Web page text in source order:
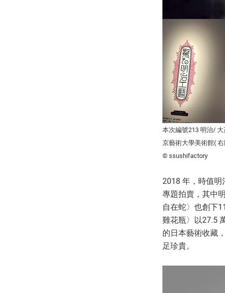
本次編號213 明治/
京藝術大學美術館(
© ssushifactory
2018 年，時值明
專題拍賣，其中
自在蛇〉也創下
雞花瓶〉以27.5
的日本藝術收藏
足珍貴。